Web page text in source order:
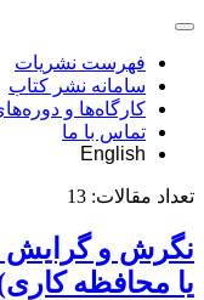
فهرست نشریات
سامانه نشر کتاب
کارگاه‌ها و
تماس با ما
English
تعداد مقالات: 13
نگرش و گرایش
یا محافظه